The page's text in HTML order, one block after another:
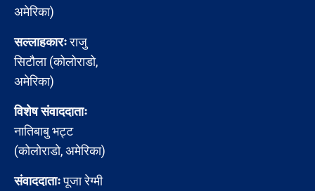
अमेरिका)
सल्लाहकारःराजु
सिटौला (कोलोराडो,
अमेरिका)
विशेष संवाददाताः
नातिबाबु भट्ट
(कोलोराडो, अमेरिका)
संवाददाताःपूजा रेग्मी